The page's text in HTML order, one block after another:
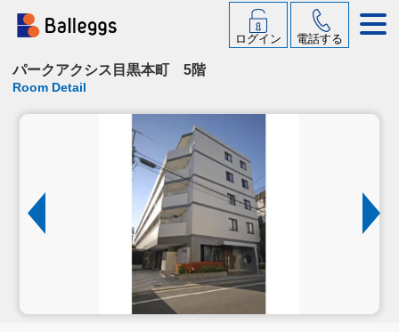
ログイン 電話する
パークアクシス目黒本町 5階
Room Detail